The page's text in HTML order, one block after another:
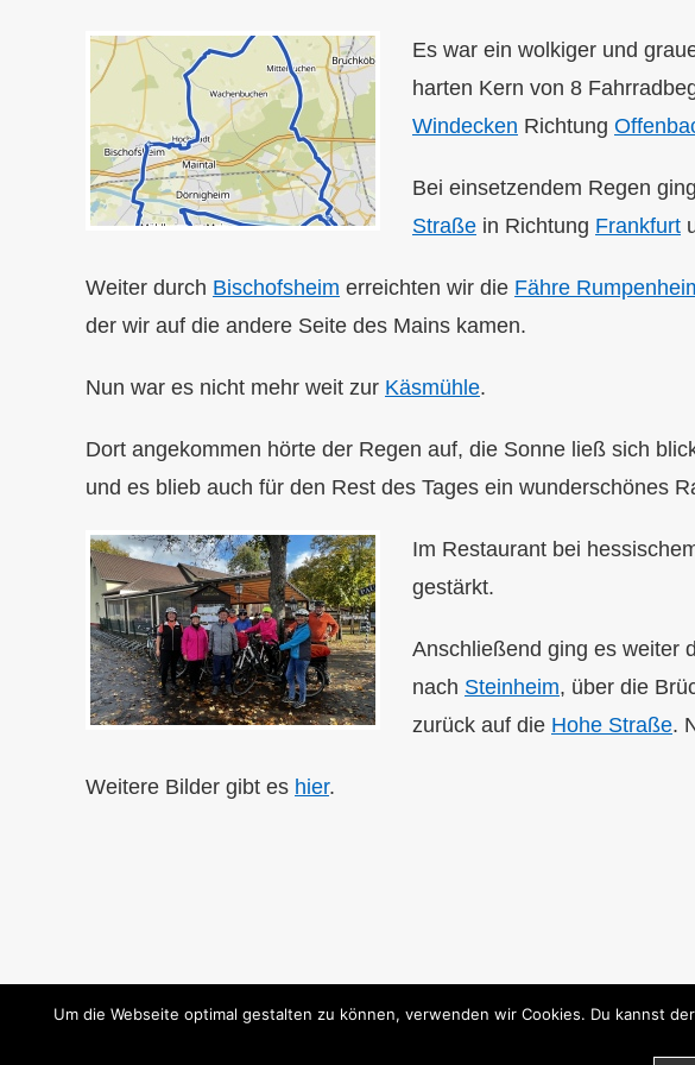
Es war ein wolkiger und
harten Kern von 8
Windecken Richtung
Bei einsetzendem Regen
Straße in Richtung Frankfurt
Weiter durch Bischofsheim erreichten wir die Fähre
der wir auf die andere Seite des Mains kamen.
Nun war es nicht mehr weit zur Käsmühle.
Dort angekommen hörte der Regen auf, die Sonne ließ sich
und es blieb auch für den Rest des Tages ein wunderschönes
Im Restaurant bei
gestärkt.
Anschließend ging es weiter
nach Steinheim, über die
zurück auf die Hohe Straße.
Weitere Bilder gibt es hier.
Um die Webseite optimal gestalten zu können, verwenden wir Cookies. Du kannst